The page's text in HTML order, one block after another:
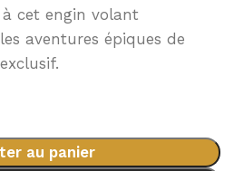
cet engin volant
aventures épiques de
au panier